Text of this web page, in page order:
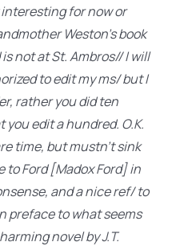
for now or
Weston’s book
not at St. Ambros// I will
to edit my ms/ but I
rather you did ten
edit a hundred. O.K.
time, but mustn’t sink
Ford [Madox Ford] in
and a nice ref/ to
preface to what seems
novel by J.T.